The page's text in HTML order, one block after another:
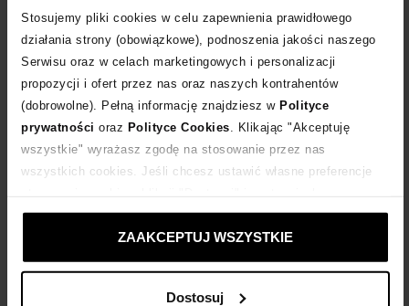
Stosujemy pliki cookies w celu zapewnienia prawidłowego
działania strony (obowiązkowe), podnoszenia jakości naszego
Serwisu oraz w celach marketingowych i personalizacji
propozycji i ofert przez nas oraz naszych kontrahentów
(dobrowolne). Pełną informację znajdziesz w Polityce
prywatności oraz Polityce Cookies . Klikając "Akceptuję
wszystkie" wyrażasz zgodę na stosowanie przez nas
wszystkich cookies. Jeśli chcesz ustawić własne preferencje
ustawienia prywatności.
ZAAKCEPTUJ WSZYSTKIE
Dostosuj
Wyjątkowe wydarzenie, bo dziesiąte urodziny Moliera
2, obfitowało w wyjątkowe projekty. Specjalnie z tej okazji topowe
Domy Mody stworzyły dla nas limitowane, kolekcjonerskie
produkty. czytaj więcej